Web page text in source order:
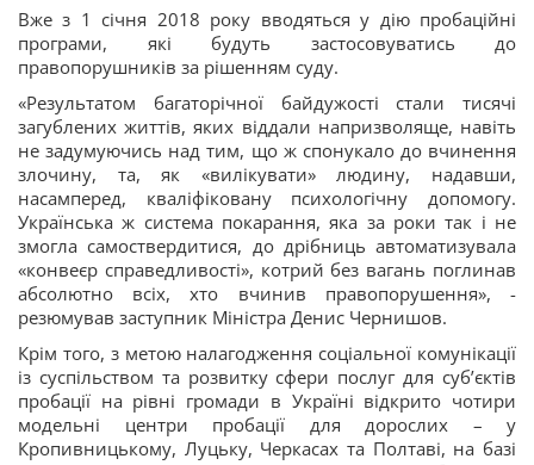
Вже з 1 січня 2018 року вводяться у дію пробаційні
програми, які будуть застосовуватись до
правопорушників за рішенням суду.
«Результатом багаторічної байдужості стали тисячі
загублених життів, яких віддали напризволяще, навіть
не задумуючись над тим, що ж спонукало до вчинення
злочину, та, як «вилікувати» людину, надавши,
насамперед, кваліфіковану психологічну допомогу.
Українська ж система покарання, яка за роки так і не
змогла самоствердитися, до дрібниць автоматизувала
«конвеєр справедливості», котрий без вагань поглинав
абсолютно всіх, хто вчинив правопорушення», -
резюмував заступник Міністра Денис Чернишов.
Крім того, з метою налагодження соціальної комунікації
із суспільством та розвитку сфери послуг для суб’єктів
пробації на рівні громади в Україні відкрито чотири
модельні центри пробації для дорослих – у
Кропивницькому, Луцьку, Черкасах та Полтаві, на базі